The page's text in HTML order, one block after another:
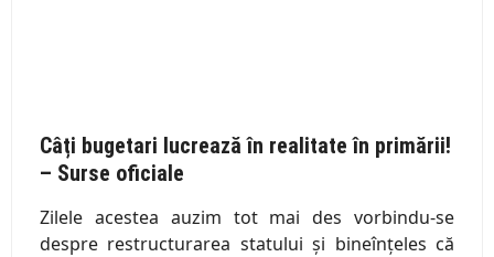
Câți bugetari lucrează în realitate în primării!
– Surse oficiale
Zilele acestea auzim tot mai des vorbindu-se
despre restructurarea statului și bineînțeles că